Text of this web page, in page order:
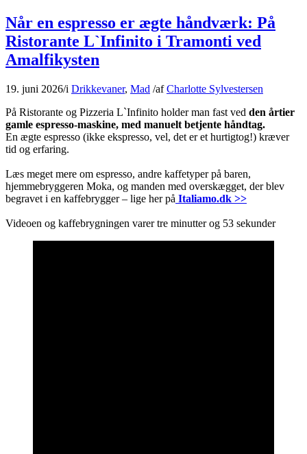
Når en espresso er ægte håndværk: På
Ristorante L`Infinito i Tramonti ved
Amalfikysten
19. juni 2026/i Drikkevaner, Mad /afCharlotte Sylvestersen
På Ristorante og Pizzeria L`Infinito holder man fast ved den årtier
gamle espresso-maskine, med manuelt betjente håndtag.
En ægte espresso (ikke ekspresso, vel, det er et hurtigtog!) kræver
tid og erfaring.
Læs meget mere om espresso, andre kaffetyper på baren,
hjemmebryggeren Moka, og manden med overskægget, der blev
begravet i en kaffebrygger – lige her på Italiamo.dk >>
Videoen og kaffebrygningen varer tre minutter og 53 sekunder